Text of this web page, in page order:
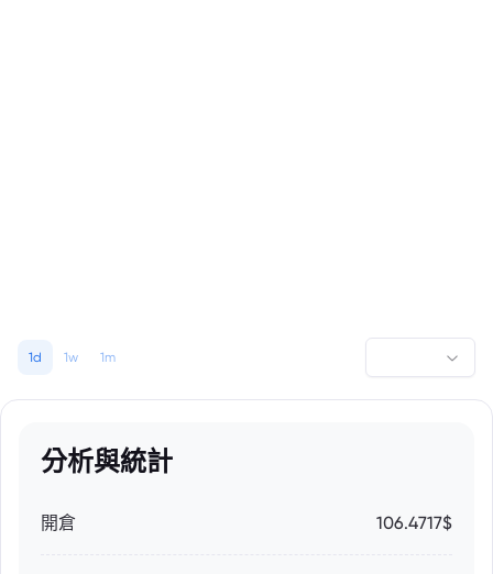
1d 1w 1m
分析與統計
開倉 106.4717$